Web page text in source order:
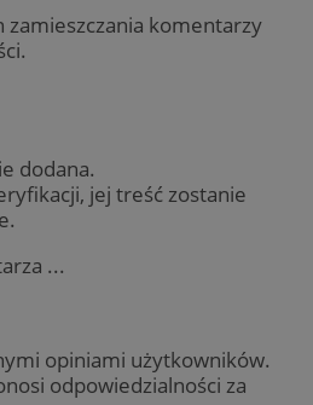
komentarzy
dodana.
jej treść zostanie
...
opiniami użytkowników.
odpowiedzialności za